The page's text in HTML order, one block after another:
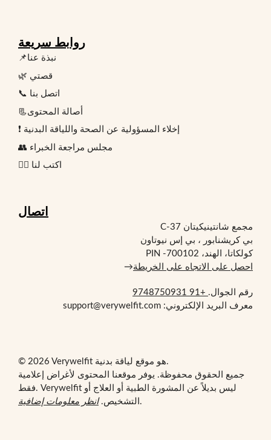
روابط سريعة
📌نبذة عنا
🌿 قصتي
📞 اتصل بنا
📃أصالة المحتوى
❗ إخلاء المسؤولية عن الصحة واللياقة البدنية
👥 مجلس مراجعة الخبراء
✍🏻 اكتب لنا
اتصال
مجمع شانتينيكيتان C-37
بي كريشنابور ، بي إس نيوتاون
كولكاتا، الهند، PIN -700102
احصل على الاتجاه على الخريطة→
رقم الجوال. +91 9748750931
معرف البريد الإلكتروني: support@verywelfit.com
© 2026 Verywelfit هو موقع لياقة بدنية.
جميع الحقوق محفوظة. يوفر موقعنا المحتوى لأغراض إعلامية
فقط. Verywelfit ليس بديلاً عن المشورة الطبية أو العلاج أو
التشخيص.انظر معلومات إضافية .